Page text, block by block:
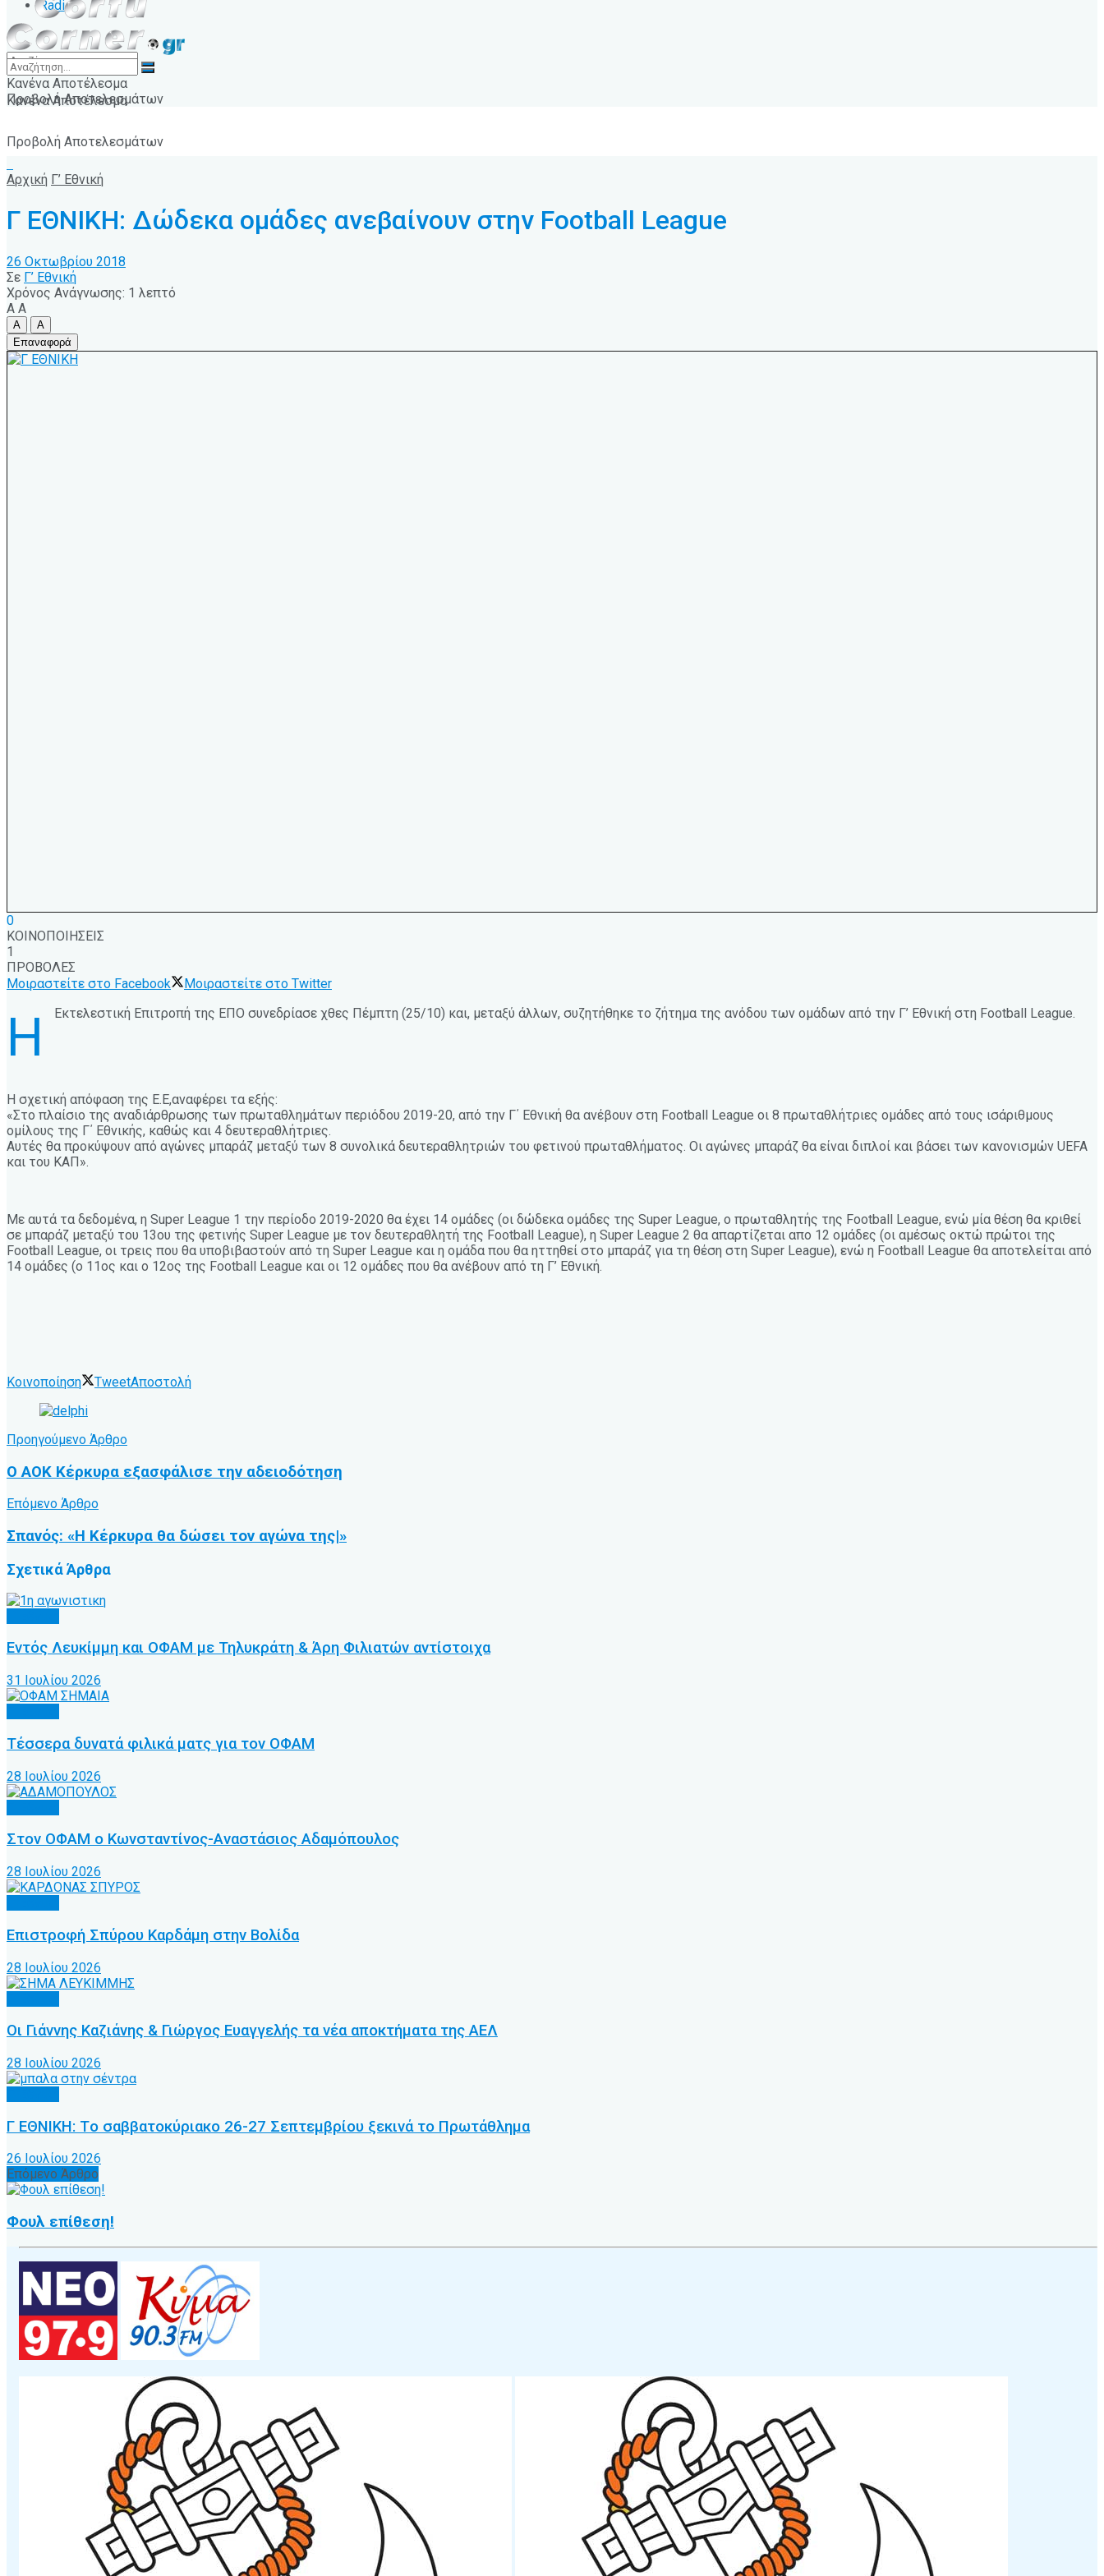
Radio
Κανένα Αποτέλεσμα
Προβολή Αποτελεσμάτων
Κανένα Αποτέλεσμα
Προβολή Αποτελεσμάτων
Αρχική Γ’ Εθνική
Γ ΕΘΝΙΚΗ: Δώδεκα ομάδες ανεβαίνουν στην Football League
26 Οκτωβρίου 2018
Σε Γ’ Εθνική
Χρόνος Ανάγνωσης: 1 λεπτό
A A
A
A
Επαναφορά
0
ΚΟΙΝΟΠΟΙΗΣΕΙΣ
1
ΠΡΟΒΟΛΕΣ
Μοιραστείτε στο Facebook
Μοιραστείτε στο Twitter
Η Εκτελεστική Επιτροπή της ΕΠΟ συνεδρίασε χθες Πέμπτη (25/10) και, μεταξύ άλλων, συζητήθηκε το ζήτημα της ανόδου των ομάδων από την Γ’ Εθνική στη Football League.
Η σχετική απόφαση της Ε.Ε,αναφέρει τα εξής:
«Στο πλαίσιο της αναδιάρθρωσης των πρωταθλημάτων περιόδου 2019-20, από την Γ΄ Εθνική θα ανέβουν στη Football League οι 8 πρωταθλήτριες ομάδες από τους ισάριθμους
ομίλους της Γ΄ Εθνικής, καθώς και 4 δευτεραθλήτριες.
Αυτές θα προκύψουν από αγώνες μπαράζ μεταξύ των 8 συνολικά δευτεραθλητριών του φετινού πρωταθλήματος. Οι αγώνες μπαράζ θα είναι διπλοί και βάσει των κανονισμών UEFA
και του ΚΑΠ».
Με αυτά τα δεδομένα, η Super League 1 την περίοδο 2019-2020 θα έχει 14 ομάδες (οι δώδεκα ομάδες της Super League, ο πρωταθλητής της Football League, ενώ μία θέση θα κριθεί
σε μπαράζ μεταξύ του 13ου της φετινής Super League με τον δευτεραθλητή της Football League), η Super League 2 θα απαρτίζεται απο 12 ομάδες (οι αμέσως οκτώ πρώτοι της
Football League, οι τρεις που θα υποβιβαστούν από τη Super League και η ομάδα που θα ηττηθεί στο μπαράζ για τη θέση στη Super League), ενώ η Football League θα αποτελείται από
14 ομάδες (ο 11ος και ο 12ος της Football League και οι 12 ομάδες που θα ανέβουν από τη Γ’ Εθνική.
Κοινοποίηση TweetΑποστολή
Προηγούμενο Άρθρο
Ο ΑΟΚ Κέρκυρα εξασφάλισε την αδειοδότηση
Επόμενο Άρθρο
Σπανός: «Η Κέρκυρα θα δώσει τον αγώνα της|»
ΣχετικάΆρθρα
Εντός Λευκίμμη και ΟΦΑΜ με Τηλυκράτη & Άρη Φιλιατών αντίστοιχα
31 Ιουλίου 2026
Τέσσερα δυνατά φιλικά ματς για τον ΟΦΑΜ
28 Ιουλίου 2026
Στον ΟΦΑΜ ο Κωνσταντίνος-Αναστάσιος Αδαμόπουλος
28 Ιουλίου 2026
Επιστροφή Σπύρου Καρδάμη στην Βολίδα
28 Ιουλίου 2026
Οι Γιάννης Καζιάνης & Γιώργος Ευαγγελής τα νέα αποκτήματα της ΑΕΛ
28 Ιουλίου 2026
Γ ΕΘΝΙΚΗ: Tο σαββατοκύριακο 26-27 Σεπτεμβρίου ξεκινά το Πρωτάθλημα
26 Ιουλίου 2026
Επόμενο Άρθρο
Φουλ επίθεση!